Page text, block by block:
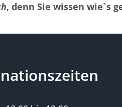
, denn Sie wissen wie`s